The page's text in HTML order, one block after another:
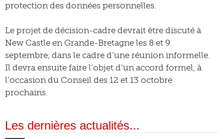
protection des données personnelles.
Le projet de décision-cadre devrait être discuté à
New Castle en Grande-Bretagne les 8 et 9
septembre, dans le cadre d’une réunion informelle.
Il devra ensuite faire l’objet d’un accord formel, à
l’occasion du Conseil des 12 et 13 octobre
prochains.
Les dernières actualités...